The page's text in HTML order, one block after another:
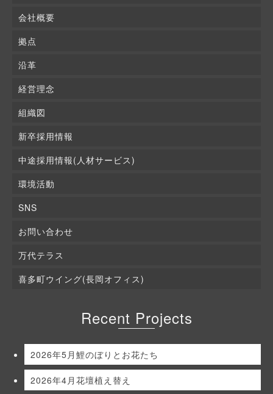
会社概要
拠点
沿革
経営理念
組織図
新卒採用情報
中途採用情報(人材サービス)
環境活動
SNS
お問い合わせ
万代テラス
喜多町ウイング(長岡オフィス)
Recent Projects
2026年5月鯉のぼりとお花たち
2026年4月花壇植え替え